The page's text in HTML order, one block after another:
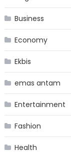
Business
Economy
Ekbis
emas antam
Entertainment
Fashion
Health